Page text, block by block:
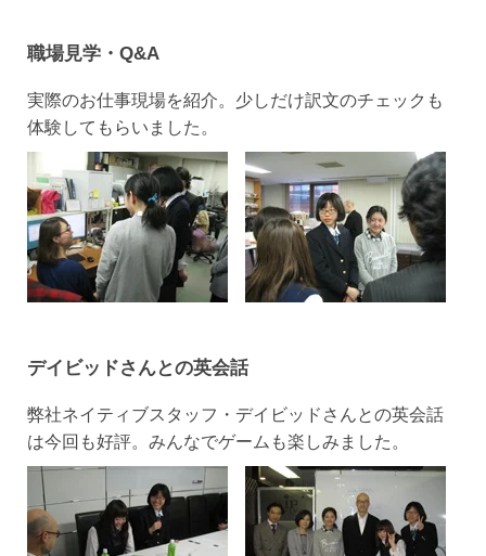
職場見学・Q&A
実際のお仕事現場を紹介。少しだけ訳文のチェックも
体験してもらいました。
デイビッドさんとの英会話
弊社ネイティブスタッフ・デイビッドさんとの英会話
は今回も好評。みんなでゲームも楽しみました。